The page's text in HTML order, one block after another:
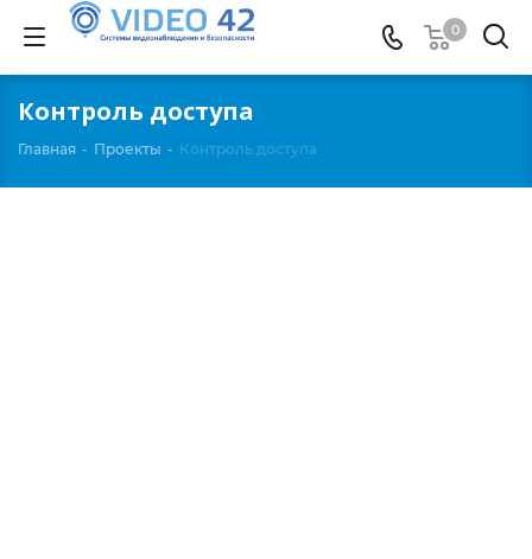
0
Контроль доступа
Главная - Проекты - Контроль доступа